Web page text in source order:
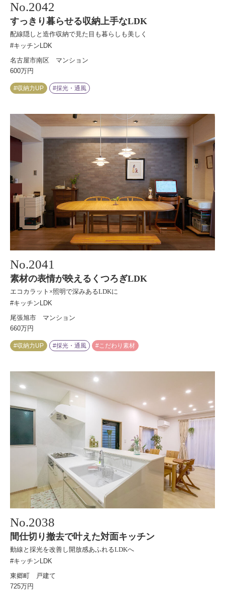
No.2042
すっきり暮らせる収納上手なLDK
配線隠しと造作収納で見た目も暮らしも美しく
#キッチンLDK
名古屋市南区 マンション
600万円
#収納力UP #採光・通風
No.2041
素材の表情が映えるくつろぎLDK
エコカラット×照明で深みあるLDKに
#キッチンLDK
尾張旭市 マンション
660万円
#収納力UP #採光・通風 #こだわり素材
No.2038
間仕切り撤去で叶えた対面キッチン
動線と採光を改善し開放感あふれるLDKへ
#キッチンLDK
東郷町 戸建て
725万円